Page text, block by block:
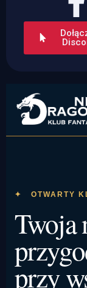
✦ OTWARTY
Twoja
przy